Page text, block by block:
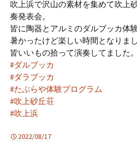
吹上浜で沢山の素材を集めて吹上
奏発表会。
皆に陶器とアルミのダルブッカ体験
暑かったけど楽しい時間となりまし
皆いいもの拾って演奏してました。
#ダルブッカ
#ダラブッカ
#たぶらや体験プログラム
#吹上砂丘荘
#吹上浜
2022/08/17